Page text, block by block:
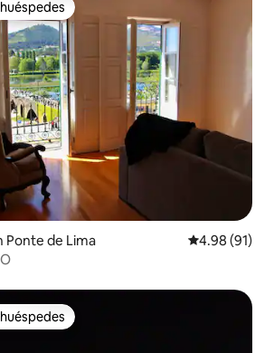
Favorito entre huéspedes
de Lima Calificación
4.98 (91)
Favorito entre huéspedes